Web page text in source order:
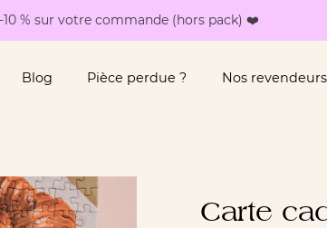
% sur votre commande (hors pack) ❤️
Blog Pièce perdue ? Nos revendeurs
Carte